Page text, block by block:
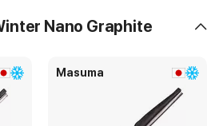
Nano Graphite
Masuma